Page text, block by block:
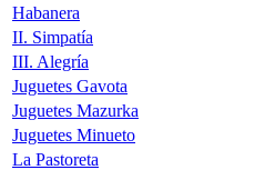
Habanera
II. Simpatía
III. Alegría
Juguetes Gavota
Juguetes Mazurka
Juguetes Minueto
La Pastoreta